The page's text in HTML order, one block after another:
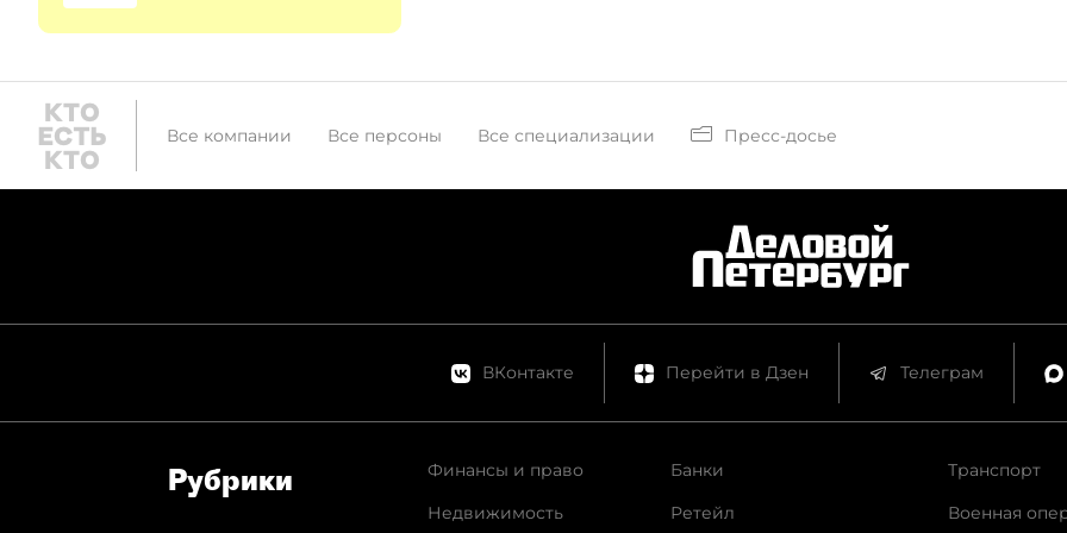
Все компании Все персоны Все специализации Пресс-досье
ВКонтакте Перейти в Дзен Телеграм
Рубрики
Финансы и право
Недвижимость
Банки
Ретейл
Транспорт
Военная